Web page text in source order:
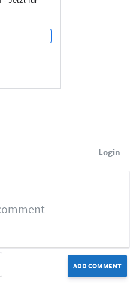
Login
ADD COMMENT